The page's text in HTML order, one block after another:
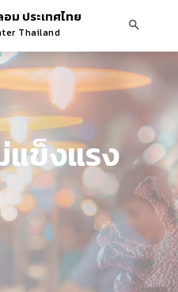
ม ประเทศไทย
Thailand
แข็งแรง